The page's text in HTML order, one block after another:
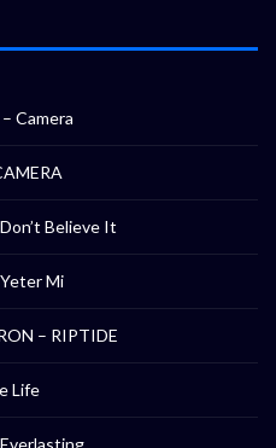
Camera
Believe It
Mi
– RIPTIDE
Life